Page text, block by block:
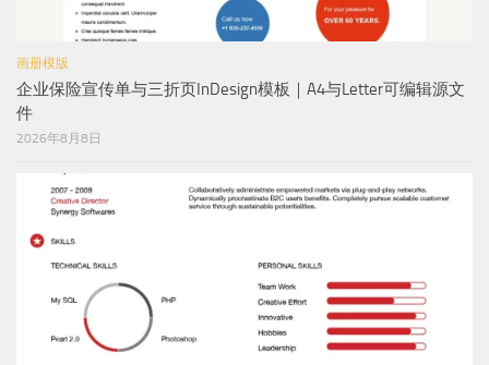
画册模版
企业保险宣传单与三折页InDesign模板｜A4与Letter可编辑源文
件
2026年8月8日